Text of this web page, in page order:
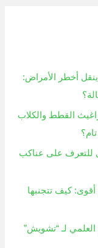
ينقل أخطر الأمراض:
القطط والكلاب
للتعرف على عناكب
أقوى: كيف تتجنبها
العلمي لـ “تشويش”